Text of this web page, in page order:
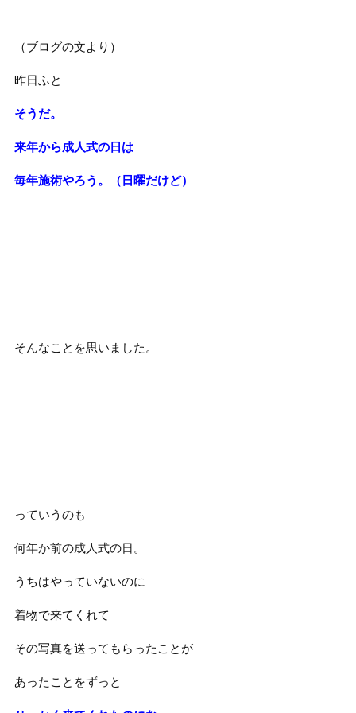
（ブログの文より）
昨日ふと
そうだ。
来年から成人式の日は
毎年施術やろう。（日曜だけど）
そんなことを思いました。
っていうのも
何年か前の成人式の日。
うちはやっていないのに
着物で来てくれて
その写真を送ってもらったことが
あったことをずっと